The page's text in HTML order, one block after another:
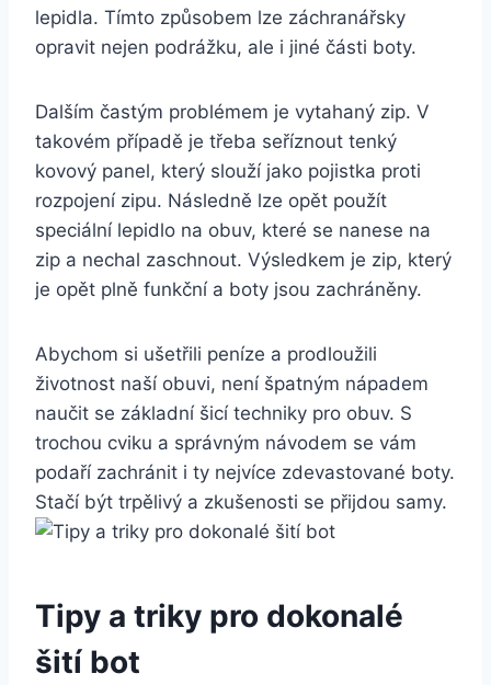
lepidla. ​Tímto způsobem lze záchranářsky
opravit nejen podrážku, ale i jiné⁢ části boty.
Dalším častým problémem ⁣je vytahaný zip.⁣ V
takovém případě je třeba seříznout tenký
kovový panel, který slouží jako ⁤pojistka‍ proti
rozpojení zipu. Následně lze opět použít
speciální lepidlo na obuv, které se nanese na
zip a nechal zaschnout. Výsledkem je zip, který⁣
je opět plně funkční a boty jsou zachráněny.
Abychom ​si ušetřili peníze‌ a‌ prodloužili
životnost naší obuvi, není špatným⁣ nápadem
naučit se základní‌ šicí techniky pro‌ obuv. S
trochou cviku a správným návodem se vám
podaří zachránit ​i ‌ty nejvíce zdevastované⁣ boty.
Stačí být trpělivý⁤ a zkušenosti se přijdou ⁢samy.
Tipy a triky pro dokonalé
šití‌ bot